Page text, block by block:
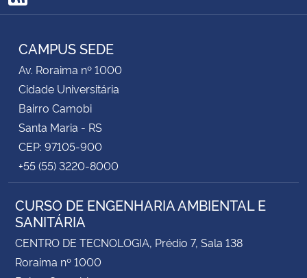
RSS
CAMPUS SEDE
Av. Roraima nº 1000
Cidade Universitária
Bairro Camobi
Santa Maria - RS
CEP: 97105-900
+55 (55) 3220-8000
CURSO DE ENGENHARIA AMBIENTAL E
SANITÁRIA
CENTRO DE TECNOLOGIA, Prédio 7, Sala 138
Roraima nº 1000